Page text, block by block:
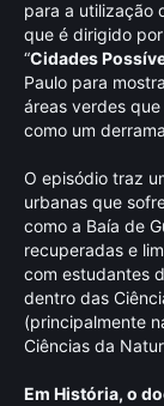
para a utilização
que é dirigido
“Cidades
Paulo para
áreas verdes
como um
O episódio traz
urbanas que
como a Baía de
recuperadas e
com estudantes
dentro das
(principalmente
Ciências da
Em História, o